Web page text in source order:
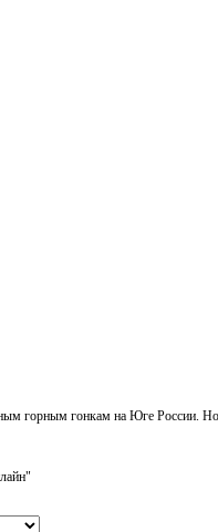
горным гонкам на Юге России.